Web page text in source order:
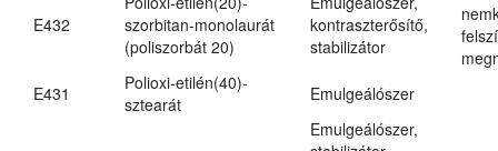
E432
szorbitan-monolaurát
(poliszorbát 20)
kontraszterősítő,
stabilizátor
E431
Polioxi-etilén(40)-
sztearát
Emulgeálószer
Emulgeálószer,